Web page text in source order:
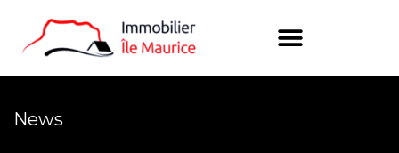
News